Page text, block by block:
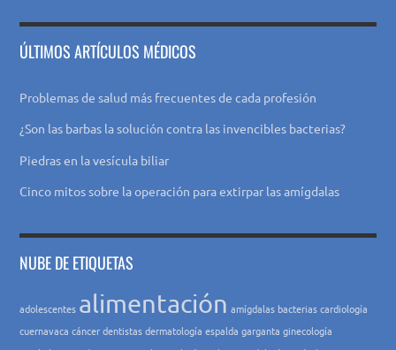
ÚLTIMOS ARTÍCULOS MÉDICOS
Problemas de salud más frecuentes de cada profesión
¿Son las barbas la solución contra las invencibles bacterias?
Piedras en la vesícula biliar
Cinco mitos sobre la operación para extirpar las amígdalas
NUBE DE ETIQUETAS
adolescentes alimentación amígdalas bacterias cardiología
cuernavaca cáncer dentistas dermatología espalda garganta ginecología